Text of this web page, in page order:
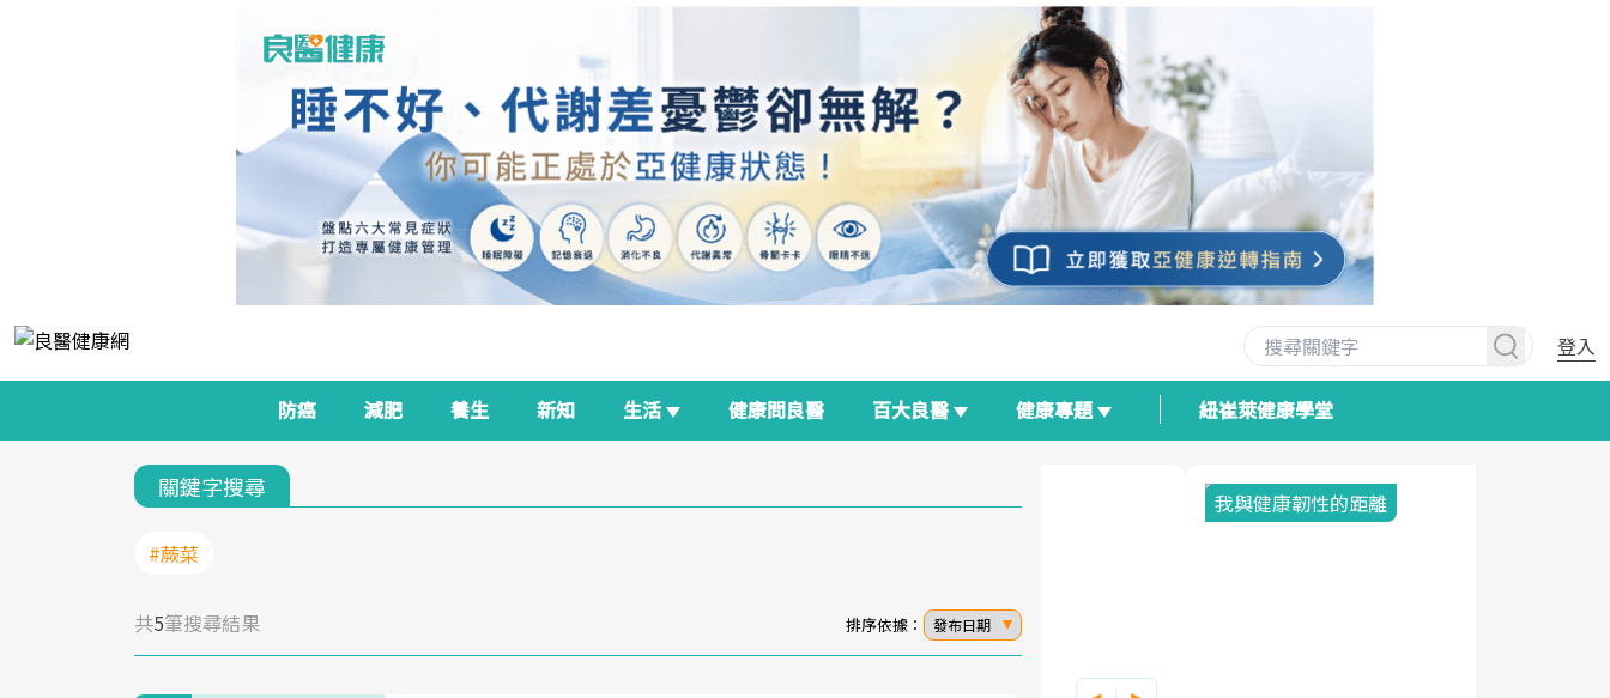
登入
防癌 減肥 養生 新知 生活 健康問良醫 百大良醫 健康專題 紐崔萊健康學堂
關鍵字搜尋
#蕨菜
共5筆搜尋結果 排序依據： 發布日期
良醫生活祭 我與健康韌性的距離